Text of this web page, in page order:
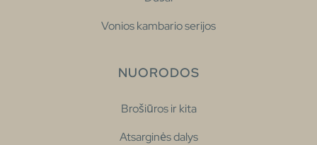
Vonios kambario serijos
NUORODOS
Brošiūros ir kita
Atsarginės dalys